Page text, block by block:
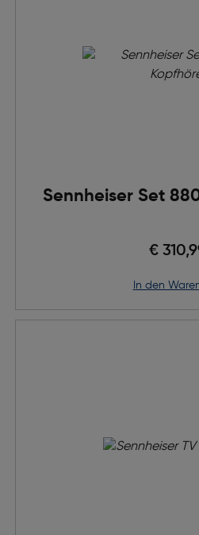
Sennheiser Set
€
in den